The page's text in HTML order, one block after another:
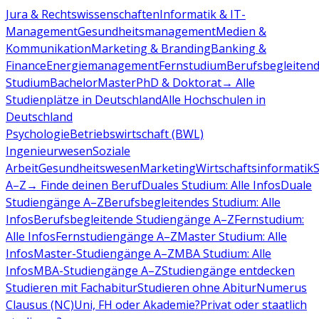
Jura & RechtswissenschaftenInformatik & IT-
ManagementGesundheitsmanagementMedien &
KommunikationMarketing & BrandingBanking &
FinanceEnergiemanagementFernstudiumBerufsbegleitend
StudiumBachelorMasterPhD & Doktorat→ Alle
Studienplätze in DeutschlandAlle Hochschulen in
Deutschland
PsychologieBetriebswirtschaft (BWL)
IngenieurwesenSoziale
ArbeitGesundheitswesenMarketingWirtschaftsinformatik
A–Z→ Finde deinen BerufDuales Studium: Alle InfosDuale
Studiengänge A–ZBerufsbegleitendes Studium: Alle
InfosBerufsbegleitende Studiengänge A–ZFernstudium:
Alle InfosFernstudiengänge A–ZMaster Studium: Alle
InfosMaster-Studiengänge A–ZMBA Studium: Alle
InfosMBA-Studiengänge A–ZStudiengänge entdecken
Studieren mit FachabiturStudieren ohne AbiturNumerus
Clausus (NC)Uni, FH oder Akademie?Privat oder staatlich